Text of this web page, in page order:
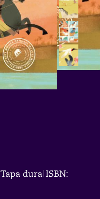
Tapa dura ISBN: